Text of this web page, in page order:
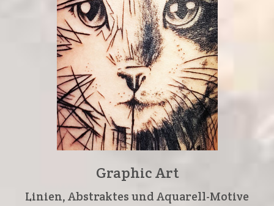
Graphic Art
Linien, Abstraktes und Aquarell-Motive